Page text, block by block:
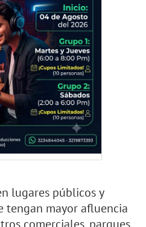
lugares públicos y
mayor afluencia